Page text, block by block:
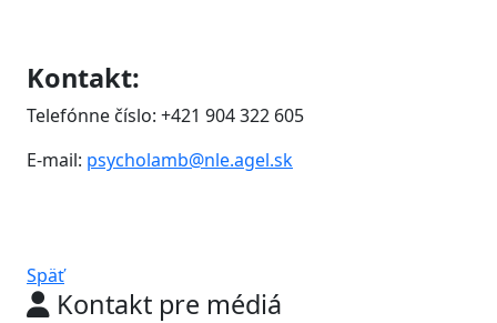
Kontakt:
Telefónne číslo: +421 904 322 605
E-mail: psycholamb@nle.agel.sk
Späť
Kontakt pre médiá